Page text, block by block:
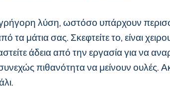
λύση, ωστόσο υπάρχουν
τα μάτια σας. Σκεφτείτε το, είναι
άδεια από την εργασία για να
πιθανότητα να μείνουν ουλές.